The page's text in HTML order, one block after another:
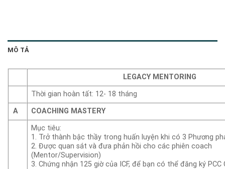
MÔ TẢ
LEGACY MENTORING
Thời gian hoàn tất: 12- 18 tháng
A
COACHING MASTERY
Mục tiêu:
1. Trở thành bậc thầy trong huấn luyện khi có 3 Phương
2. Được quan sát và đưa phản hồi cho các phiên coach
(Mentor/Supervision)
3. Chứng nhận 125 giờ của ICF, để bạn có thể đăng ký PCC